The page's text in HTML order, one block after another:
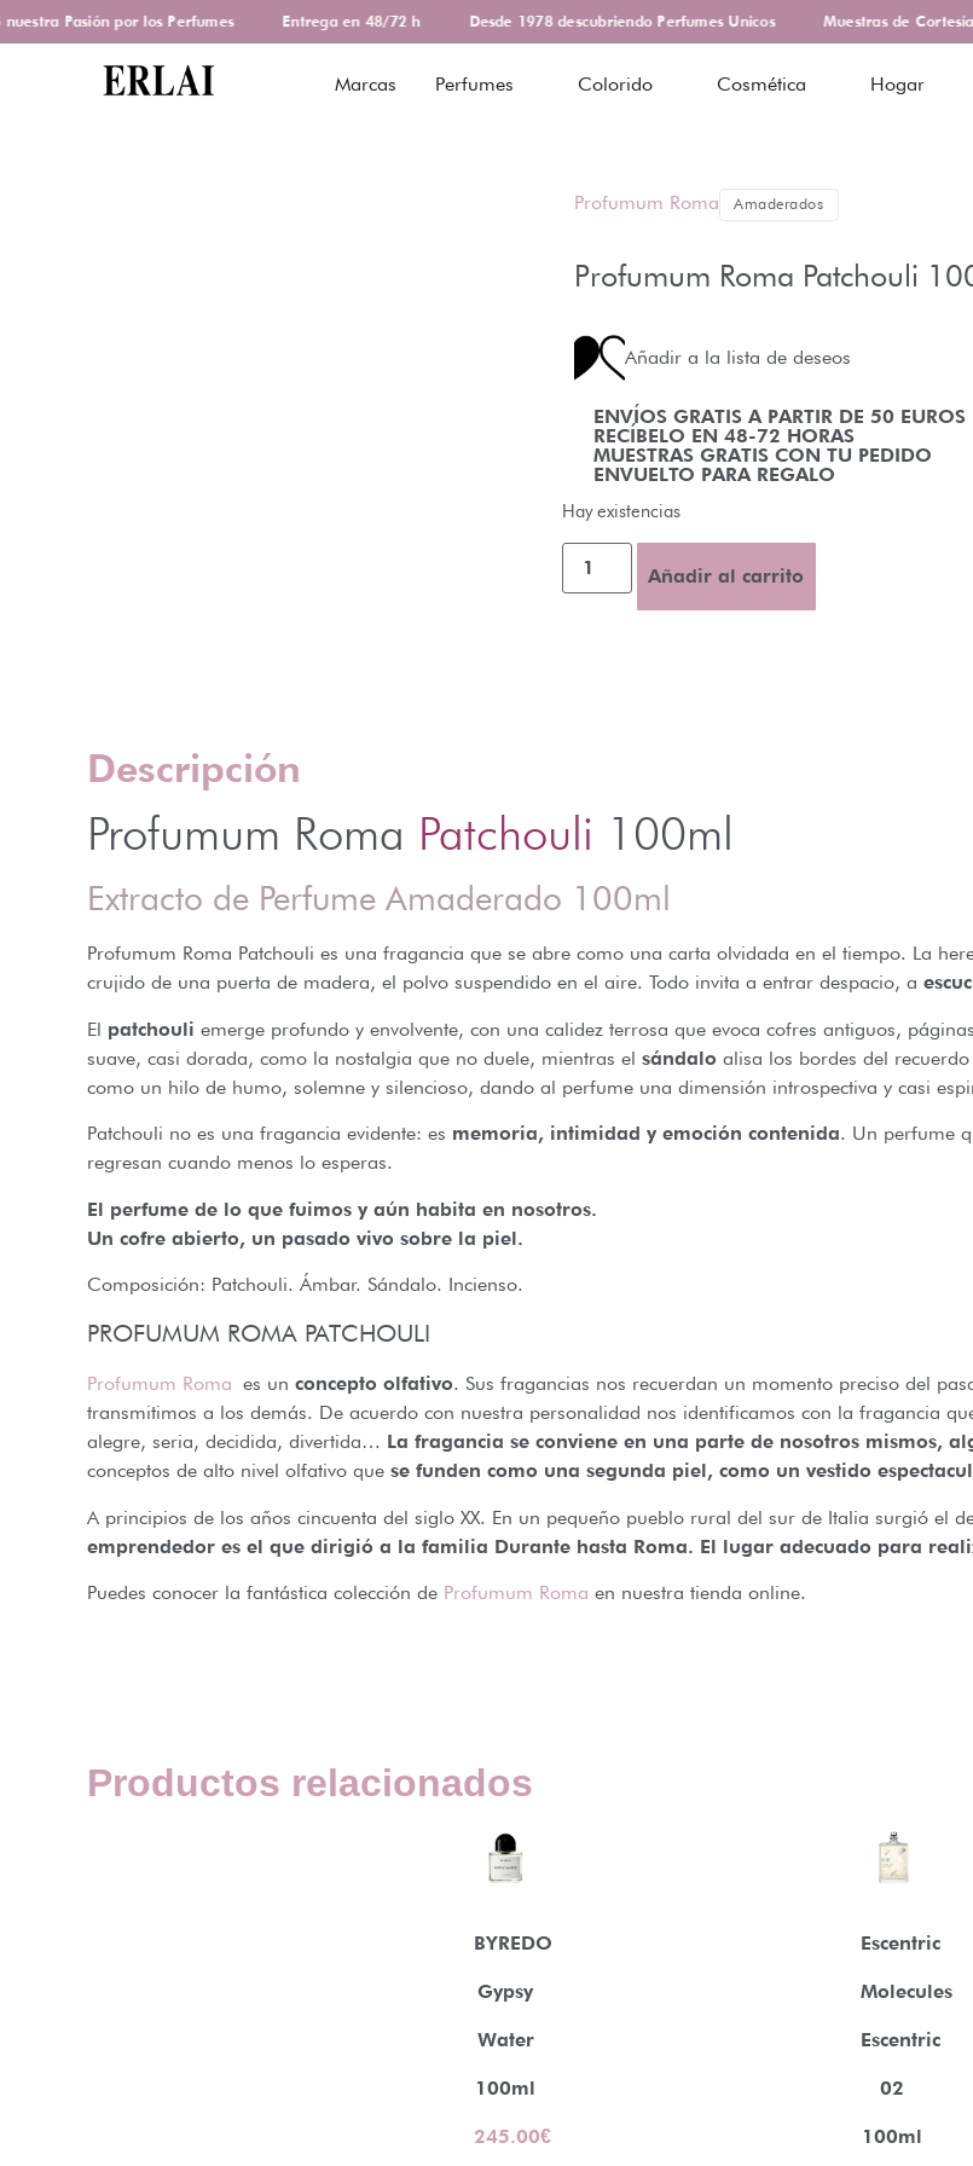
Pasión por los Perfumes Entrega en 48/72 h Desde 1978 descubriendo Perfumes Unicos Muestras de Cortesía
Marcas Perfumes Colorido Cosmética Hogar
Profumum Roma Amaderados
Profumum Roma Patchouli
Añadir a la lista de deseos
ENVÍOS GRATIS A PARTIR DE 50 EUROS
RECÍBELO EN 48-72 HORAS
MUESTRAS GRATIS CON TU PEDIDO
ENVUELTO PARA REGALO
Hay existencias
Añadir al carrito
Descripción
Profumum Roma Patchouli 100ml
Extracto de Perfume Amaderado 100ml
Profumum Roma Patchouli es una fragancia que se abre como una carta olvidada en el tiempo. La
crujido de una puerta de madera, el polvo suspendido en el aire. Todo invita a entrar despacio, a
El patchouli emerge profundo y envolvente, con una calidez terrosa que evoca cofres antiguos,
suave, casi dorada, como la nostalgia que no duele, mientras el sándalo alisa los bordes del
como un hilo de humo, solemne y silencioso, dando al perfume una dimensión introspectiva y casi
Patchouli no es una fragancia evidente: es memoria, intimidad y emoción contenida. Un perfume
regresan cuando menos lo esperas.
El perfume de lo que fuimos y aún habita en nosotros.
Un cofre abierto, un pasado vivo sobre la piel.
Composición: Patchouli. Ámbar. Sándalo. Incienso.
PROFUMUM ROMA PATCHOULI
Profumum Roma es un concepto olfativo. Sus fragancias nos recuerdan un momento preciso del
transmitimos a los demás. De acuerdo con nuestra personalidad nos identificamos con la fragancia
alegre, seria, decidida, divertida… La fragancia se conviene en una parte de nosotros mismos,
conceptos de alto nivel olfativo que se funden como una segunda piel, como un vestido
A principios de los años cincuenta del siglo XX. En un pequeño pueblo rural del sur de Italia surgió el
emprendedor es el que dirigió a la familia Durante hasta Roma. El lugar adecuado para
Puedes conocer la fantástica colección de Profumum Roma en nuestra tienda online.
Productos relacionados
BYREDO
Gypsy
Water
100ml
245.00€
Escentric
Molecules
Escentric
02
100ml